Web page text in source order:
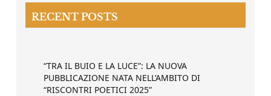
RECENT POSTS
“TRA IL BUIO E LA LUCE”: LA NUOVA
PUBBLICAZIONE NATA NELL’AMBITO DI
“RISCONTRI POETICI 2025”